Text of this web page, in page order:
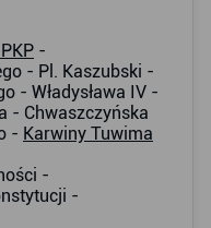
-
- Pl. Kaszubski -
- Władysława IV -
- Chwaszczyńska
- Karwiny Tuwima
-
-